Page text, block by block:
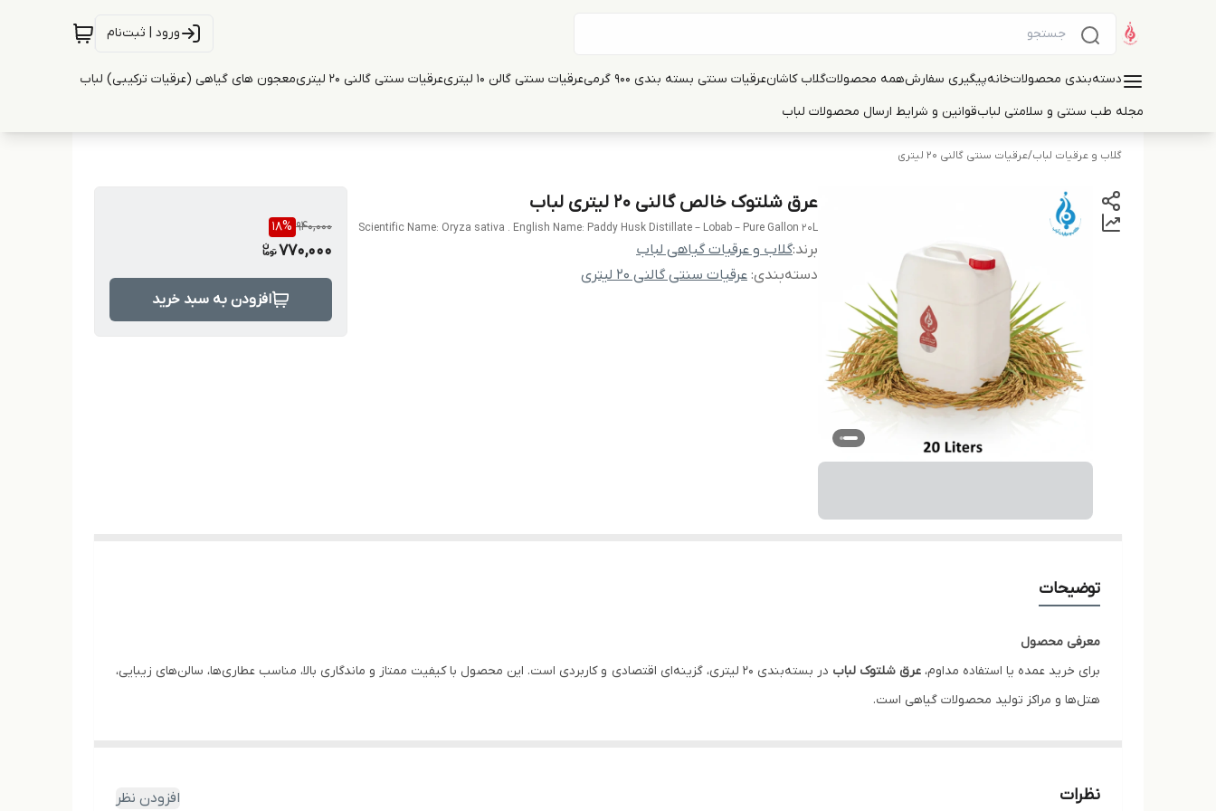
ورود | ثبت‌نام
دسته‌بندی محصولاتخانهپیگیری سفارشهمه محصولاتگلاب کاشانعرقیات سنتی بسته بندی 900 گرمی عرقیات سنتی گالن 10 لیتری عرقیات سنتی گالنی 20 لیتری
معجون های گیاهی (عرقیات ترکیبی) لباب
مجله طب سنتی و سلامتی لبابقوانین و شرایط ارسال محصولات لباب
گلاب و عرقیات لباب/عرقیات سنتی گالنی 20 لیتری
عرق شلتوک خالص گالنی 20 لیتری لباب
Scientific Name: Oryza sativa . English Name: Paddy Husk Distillate – Lobab – Pure Gallon 20L
برند:گلاب و عرقیات گیاهی لباب
دسته‌بندی: عرقیات سنتی گالنی 20 لیتری
940,000
18%
770,000
افزودن به سبد خرید
توضیحات
معرفی محصول
برای خرید عمده یا استفاده مداوم،عرق شلتوک لباب
در بسته‌بندی ۲۰ لیتری، گزینه‌ای اقتصادی و کاربردی است. این محصول با کیفیت ممتاز و ماندگاری بالا، مناسب عطاری‌ها، سالن‌های زیبایی،
هتل‌ها و مراکز تولید محصولات گیاهی است.
بیشترین صرفه‌جویی برای خرید عمدهنظرات افزودن نظر